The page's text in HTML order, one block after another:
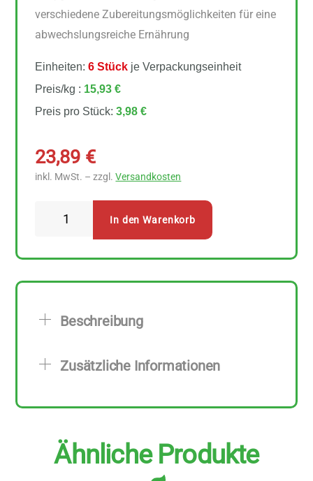
verschiedene Zubereitungsmöglichkeiten für eine
abwechslungsreiche Ernährung
Einheiten:6 Stück je Verpackungseinheit
Preis/kg : 15,93 €
Preis pro Stück:3,98 €
23,89 €
inkl. MwSt. – zzgl.Versandkosten
Stück
In den Warenkorb
Beschreibung
Zusätzliche Informationen
Ähnliche Produkte